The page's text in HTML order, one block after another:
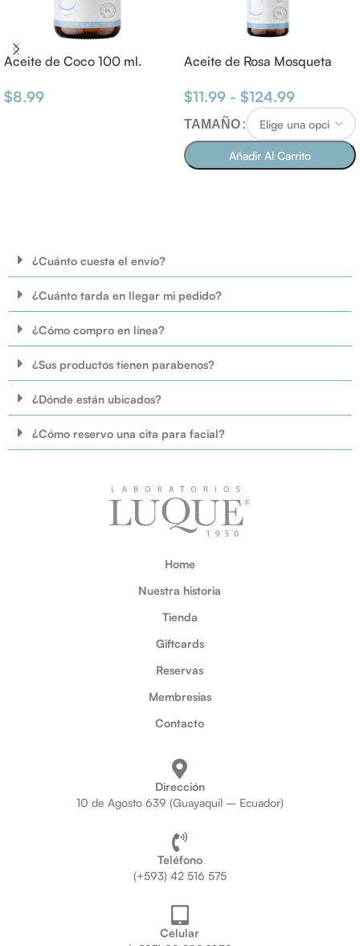
Aceite de Coco 100 ml.
$8.99
Aceite de Rosa Mosqueta
$11.99 - $124.99
TAMAÑO
Añadir Al Carrito
¿Cuánto cuesta el envío?
¿Cuánto tarda en llegar mi pedido?
¿Cómo compro en línea?
¿Sus productos tienen parabenos?
¿Dónde están ubicados?
¿Cómo reservo una cita para facial?
Home
Nuestra historia
Tienda
Giftcards
Reservas
Membresias
Contacto
Dirección
10 de Agosto 639 (Guayaquil – Ecuador)
Teléfono
(+593) 42 516 575
Celular